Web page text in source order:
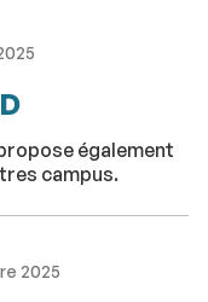
également
campus.
2025